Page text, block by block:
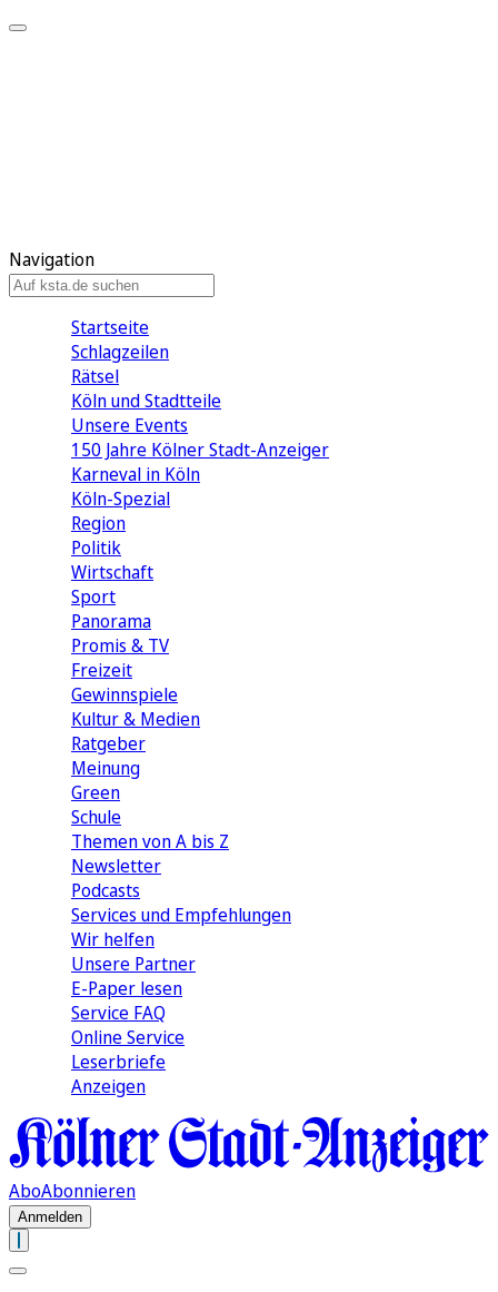
Navigation
Startseite
Schlagzeilen
Rätsel
Köln und Stadtteile
Unsere Events
150 Jahre Kölner Stadt-Anzeiger
Karneval in Köln
Köln-Spezial
Region
Politik
Wirtschaft
Sport
Panorama
Promis & TV
Freizeit
Gewinnspiele
Kultur & Medien
Ratgeber
Meinung
Green
Schule
Themen von A bis Z
Newsletter
Podcasts
Services und Empfehlungen
Wir helfen
Unsere Partner
E-Paper lesen
Service FAQ
Online Service
Leserbriefe
Anzeigen
AboAbonnieren
Anmelden